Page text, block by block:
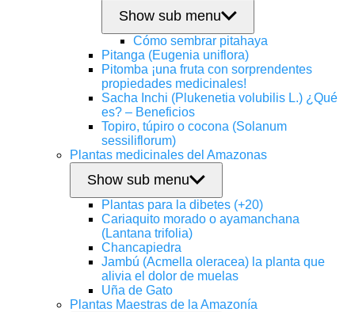
Show sub menu
Cómo sembrar pitahaya
Pitanga (Eugenia uniflora)
Pitomba ¡una fruta con sorprendentes
propiedades medicinales!
Sacha Inchi (Plukenetia volubilis L.) ¿Qué
es? – Beneficios
Topiro, túpiro o cocona (Solanum
sessiliflorum)
Plantas medicinales del Amazonas
Show sub menu
Plantas para la dibetes (+20)
Cariaquito morado o ayamanchana
(Lantana trifolia)
Chancapiedra
Jambú (Acmella oleracea) la planta que
alivia el dolor de muelas
Uña de Gato
Plantas Maestras de la Amazonía